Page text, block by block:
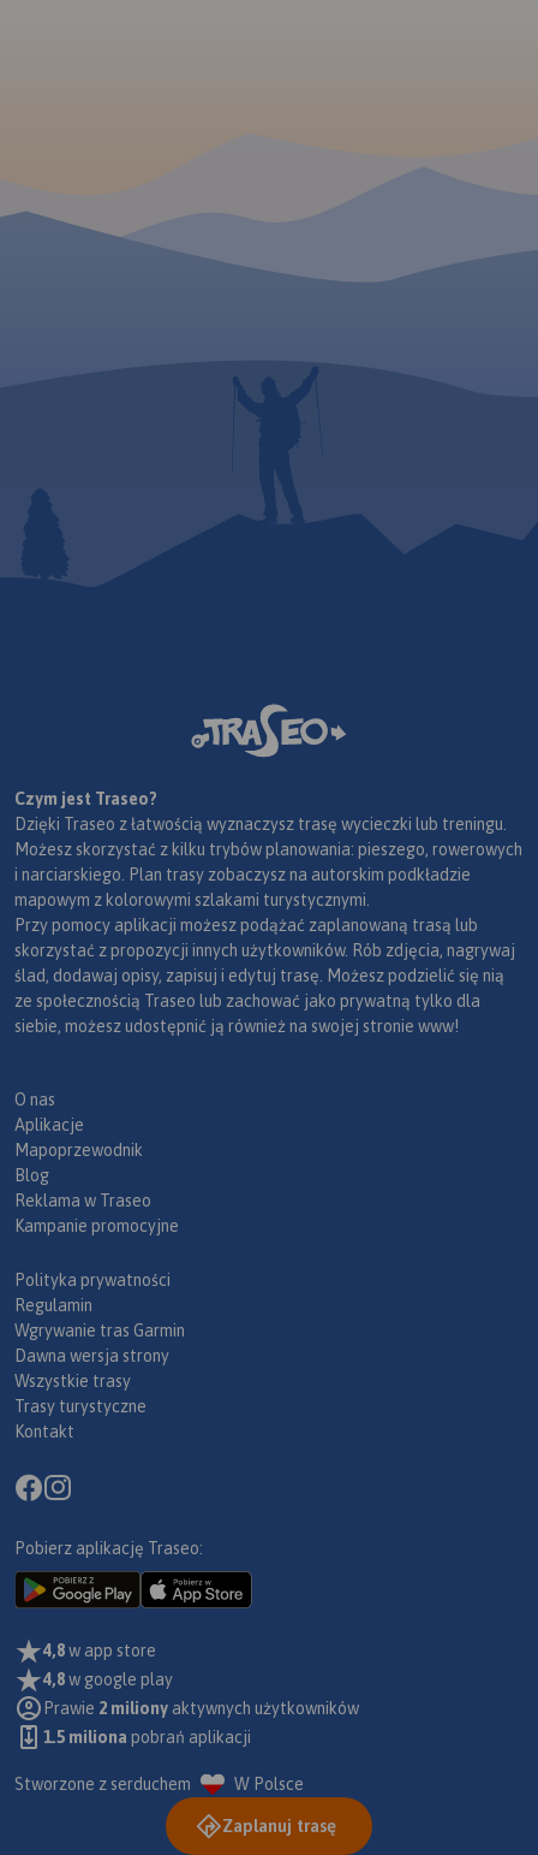
Czym jest Traseo?
Dzięki Traseo z łatwością wyznaczysz trasę wycieczki lub treningu.
Możesz skorzystać z kilku trybów planowania: pieszego, rowerowych
i narciarskiego. Plan trasy zobaczysz na autorskim podkładzie
mapowym z kolorowymi szlakami turystycznymi.
Przy pomocy aplikacji możesz podążać zaplanowaną trasą lub
skorzystać z propozycji innych użytkowników. Rób zdjęcia, nagrywaj
ślad, dodawaj opisy, zapisuj i edytuj trasę. Możesz podzielić się nią
ze społecznością Traseo lub zachować jako prywatną tylko dla
siebie, możesz udostępnić ją również na swojej stronie www!
O nas
Aplikacje
Mapoprzewodnik
Blog
Reklama w Traseo
Kampanie promocyjne
Polityka prywatności
Regulamin
Wgrywanie tras Garmin
Dawna wersja strony
Wszystkie trasy
Trasy turystyczne
Kontakt
Pobierz aplikację Traseo:
4,8w app store
4,8w google play
Prawie 2 miliony aktywnych użytkowników
1.5 miliona pobrań aplikacji
Stworzone z serduchem W Polsce
Zaplanuj trasę